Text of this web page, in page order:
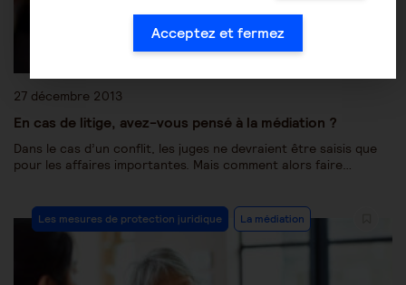
27 décembre 2013
En cas de litige, avez-vous pensé à la médiation ?
Dans le cas d’un conflit, les juges ne devraient être saisis que
pour les affaires importantes. Mais comment alors faire…
Les mesures de protection juridique La médiation
Acceptez et fermez